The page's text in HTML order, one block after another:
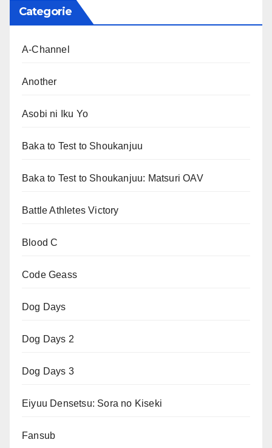
Categorie
A-Channel
Another
Asobi ni Iku Yo
Baka to Test to Shoukanjuu
Baka to Test to Shoukanjuu: Matsuri OAV
Battle Athletes Victory
Blood C
Code Geass
Dog Days
Dog Days 2
Dog Days 3
Eiyuu Densetsu: Sora no Kiseki
Fansub